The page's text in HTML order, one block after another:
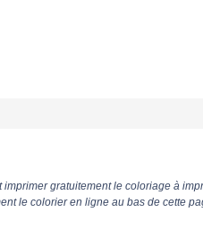
imprimer gratuitement le coloriage à
le colorier en ligne au bas de cette